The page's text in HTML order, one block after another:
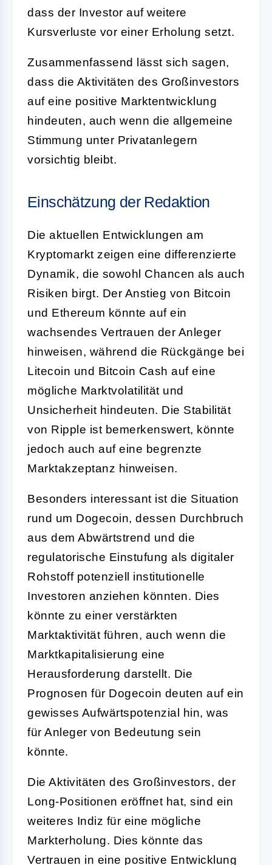
dass der Investor auf weitere
Kursverluste vor einer Erholung setzt.
Zusammenfassend lässt sich sagen,
dass die Aktivitäten des Großinvestors
auf eine positive Marktentwicklung
hindeuten, auch wenn die allgemeine
Stimmung unter Privatanlegern
vorsichtig bleibt.
Einschätzung der Redaktion
Die aktuellen Entwicklungen am
Kryptomarkt zeigen eine differenzierte
Dynamik, die sowohl Chancen als auch
Risiken birgt. Der Anstieg von Bitcoin
und Ethereum könnte auf ein
wachsendes Vertrauen der Anleger
hinweisen, während die Rückgänge bei
Litecoin und Bitcoin Cash auf eine
mögliche Marktvolatilität und
Unsicherheit hindeuten. Die Stabilität
von Ripple ist bemerkenswert, könnte
jedoch auch auf eine begrenzte
Marktakzeptanz hinweisen.
Besonders interessant ist die Situation
rund um Dogecoin, dessen Durchbruch
aus dem Abwärtstrend und die
regulatorische Einstufung als digitaler
Rohstoff potenziell institutionelle
Investoren anziehen könnten. Dies
könnte zu einer verstärkten
Marktaktivität führen, auch wenn die
Marktkapitalisierung eine
Herausforderung darstellt. Die
Prognosen für Dogecoin deuten auf ein
gewisses Aufwärtspotenzial hin, was
für Anleger von Bedeutung sein
könnte.
Die Aktivitäten des Großinvestors, der
Long-Positionen eröffnet hat, sind ein
weiteres Indiz für eine mögliche
Markterholung. Dies könnte das
Vertrauen in eine positive Entwicklung